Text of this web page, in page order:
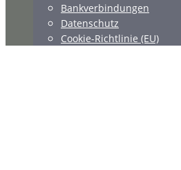
Bankverbindungen
Datenschutz
Cookie-Richtlinie (EU)